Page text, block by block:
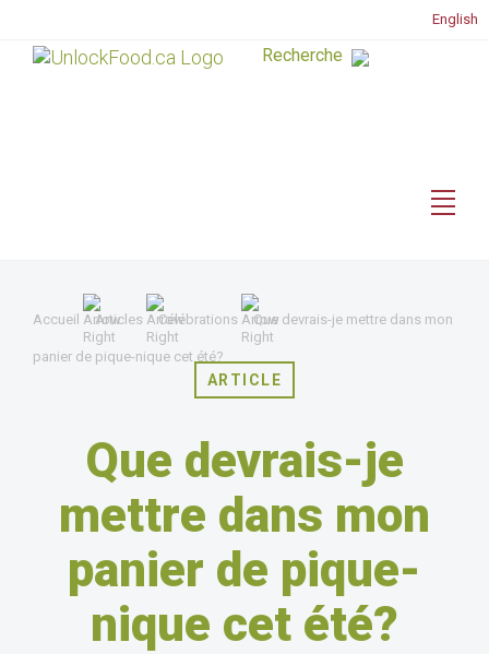
English
Accueil Articles Célébrations Que devrais-je mettre dans mon
panier de pique-nique cet été?
ARTICLE
Que devrais-je
mettre dans mon
panier de pique-
nique cet été?